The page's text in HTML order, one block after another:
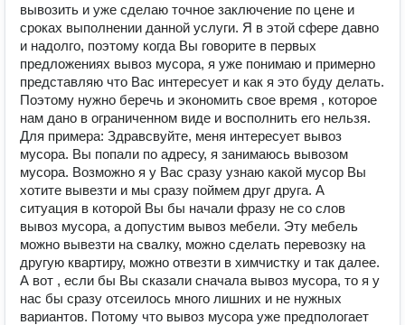
вывозить и уже сделаю точное заключение по цене и
сроках выполнении данной услуги. Я в этой сфере давно
и надолго, поэтому когда Вы говорите в первых
предложениях вывоз мусора, я уже понимаю и примерно
представляю что Вас интересует и как я это буду делать.
Поэтому нужно беречь и экономить свое время , которое
нам дано в ограниченном виде и восполнить его нельзя.
Для примера: Здравсвуйте, меня интересует вывоз
мусора. Вы попали по адресу, я занимаюсь вывозом
мусора. Возможно я у Вас сразу узнаю какой мусор Вы
хотите вывезти и мы сразу поймем друг друга. А
ситуация в которой Вы бы начали фразу не со слов
вывоз мусора, а допустим вывоз мебели. Эту мебель
можно вывезти на свалку, можно сделать перевозку на
другую квартиру, можно отвезти в химчистку и так далее.
А вот , если бы Вы сказали сначала вывоз мусора, то я у
нас бы сразу отсеилось много лишних и не нужных
вариантов. Потому что вывоз мусора уже предпологает